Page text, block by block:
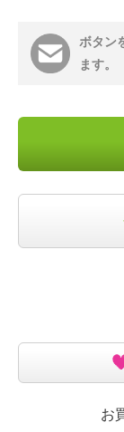
ボタン
ます。
お